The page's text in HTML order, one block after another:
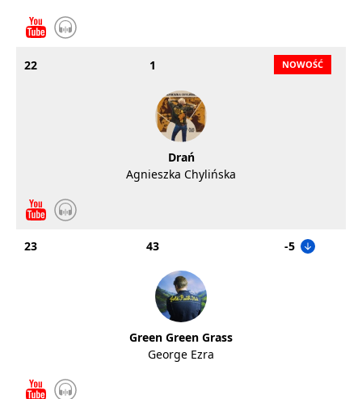
22 1
Drań
Agnieszka Chylińska
23 43 -5
Green Green Grass
George Ezra